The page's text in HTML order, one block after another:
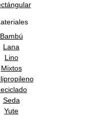
Bambú
Lana
Lino
Mixtos
Seda
Yute